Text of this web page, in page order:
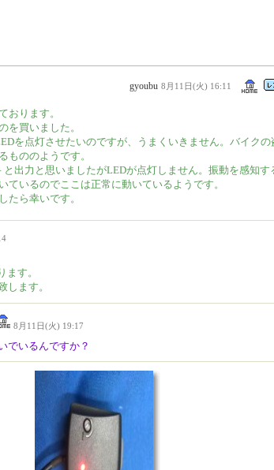
gyoubu 8月11日(火) 16:11
おります。
を買いました。
を点灯させたいのですが、うまくいきません。バイクの
もののようです。
出力と思いましたがLEDが点灯しません。振動を感知す
ているのでここは正常に動いているようです。
たら幸いです。
ます。
します。
8月11日(火) 19:17
でいるんですか？